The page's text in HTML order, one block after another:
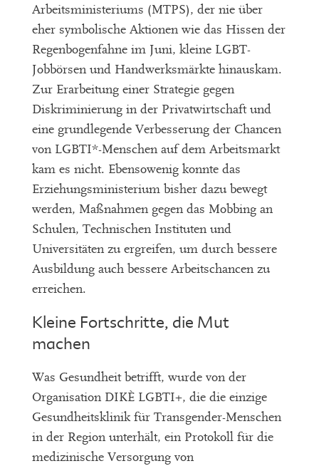
Arbeitsministeriums (MTPS), der nie über
eher symbolische Aktionen wie das Hissen der
Regenbogenfahne im Juni, kleine LGBT-
Jobbörsen und Handwerksmärkte hinauskam.
Zur Erarbeitung einer Strategie gegen
Diskriminierung in der Privatwirtschaft und
eine grundlegende Verbesserung der Chancen
von LGBTI*-Menschen auf dem Arbeitsmarkt
kam es nicht. Ebensowenig konnte das
Erziehungsministerium bisher dazu bewegt
werden, Maßnahmen gegen das Mobbing an
Schulen, Technischen Instituten und
Universitäten zu ergreifen, um durch bessere
Ausbildung auch bessere Arbeitschancen zu
erreichen.
Kleine Fortschritte, die Mut
machen
Was Gesundheit betrifft, wurde von der
Organisation DIKÈ LGBTI+, die die einzige
Gesundheitsklinik für Transgender-Menschen
in der Region unterhält, ein Protokoll für die
medizinische Versorgung von